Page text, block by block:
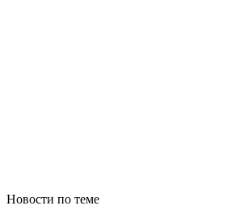
Новости по теме